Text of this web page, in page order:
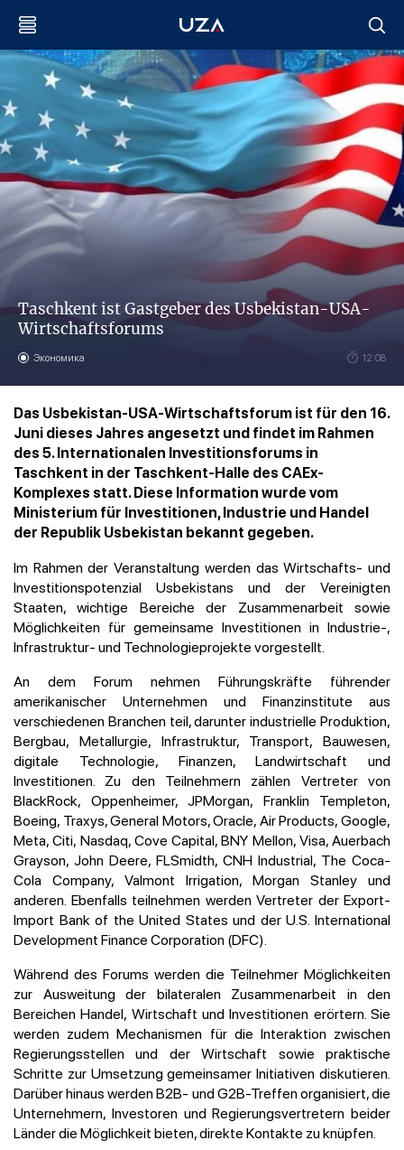
Taschkent ist Gastgeber des Usbekistan-USA-
Wirtschaftsforums
Экономика 12:08
Das Usbekistan-USA-Wirtschaftsforum ist für den 16.
Juni dieses Jahres angesetzt und findet im Rahmen
des 5. Internationalen Investitionsforums in
Taschkent in der Taschkent-Halle des CAEx-
Komplexes statt. Diese Information wurde vom
Ministerium für Investitionen, Industrie und Handel
der Republik Usbekistan bekannt gegeben.
Im Rahmen der Veranstaltung werden das Wirtschafts- und
Investitionspotenzial Usbekistans und der Vereinigten
Staaten, wichtige Bereiche der Zusammenarbeit sowie
Möglichkeiten für gemeinsame Investitionen in Industrie-,
Infrastruktur- und Technologieprojekte vorgestellt.
An dem Forum nehmen Führungskräfte führender
amerikanischer Unternehmen und Finanzinstitute aus
verschiedenen Branchen teil, darunter industrielle Produktion,
Bergbau, Metallurgie, Infrastruktur, Transport, Bauwesen,
digitale Technologie, Finanzen, Landwirtschaft und
Investitionen. Zu den Teilnehmern zählen Vertreter von
BlackRock, Oppenheimer, JPMorgan, Franklin Templeton,
Boeing, Traxys, General Motors, Oracle, Air Products, Google,
Meta, Citi, Nasdaq, Cove Capital, BNY Mellon, Visa, Auerbach
Grayson, John Deere, FLSmidth, CNH Industrial, The Coca-
Cola Company, Valmont Irrigation, Morgan Stanley und
anderen. Ebenfalls teilnehmen werden Vertreter der Export-
Import Bank of the United States und der U.S. International
Development Finance Corporation (DFC).
Während des Forums werden die Teilnehmer Möglichkeiten
zur Ausweitung der bilateralen Zusammenarbeit in den
Bereichen Handel, Wirtschaft und Investitionen erörtern. Sie
werden zudem Mechanismen für die Interaktion zwischen
Regierungsstellen und der Wirtschaft sowie praktische
Schritte zur Umsetzung gemeinsamer Initiativen diskutieren.
Darüber hinaus werden B2B- und G2B-Treffen organisiert, die
Unternehmern, Investoren und Regierungsvertretern beider
Länder die Möglichkeit bieten, direkte Kontakte zu knüpfen.